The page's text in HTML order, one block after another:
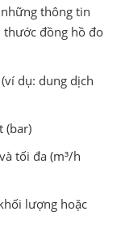
thông tin
thước đồng hồ đo
dụ: dung dịch
(bar)
tối đa (m³/h
lượng hoặc